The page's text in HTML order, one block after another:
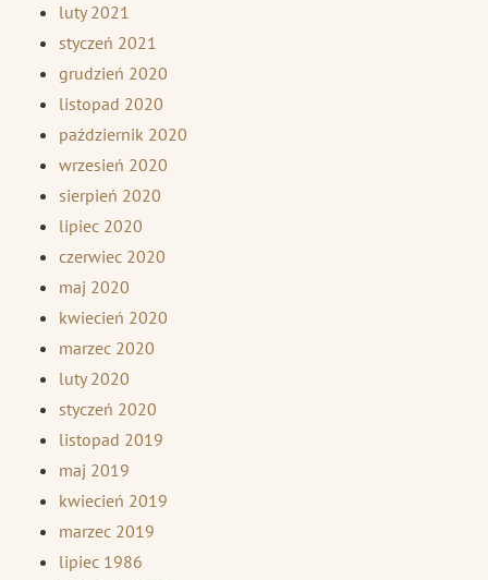
luty 2021
styczeń 2021
grudzień 2020
listopad 2020
październik 2020
wrzesień 2020
sierpień 2020
lipiec 2020
czerwiec 2020
maj 2020
kwiecień 2020
marzec 2020
luty 2020
styczeń 2020
listopad 2019
maj 2019
kwiecień 2019
marzec 2019
lipiec 1986